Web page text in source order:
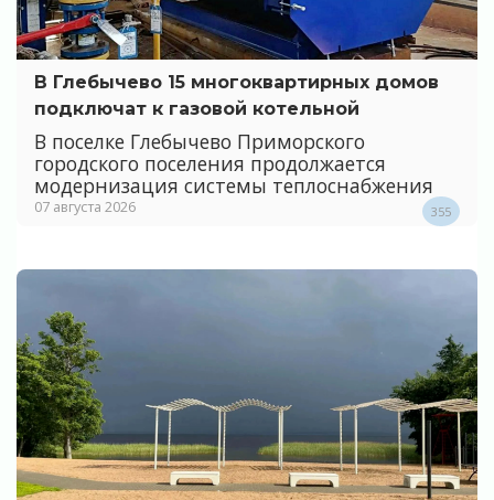
В Глебычево 15 многоквартирных домов
подключат к газовой котельной
В поселке Глебычево Приморского
городского поселения продолжается
модернизация системы теплоснабжения
07 августа 2026 355